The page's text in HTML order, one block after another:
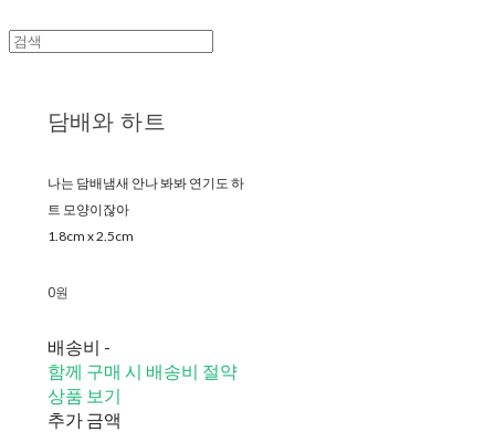
담배와 하트
나는 담배냄새 안나 봐봐 연기도 하
트 모양이잖아
1.8cm x 2.5cm
0원
배송비 -
함께 구매 시 배송비 절약
상품 보기
추가 금액